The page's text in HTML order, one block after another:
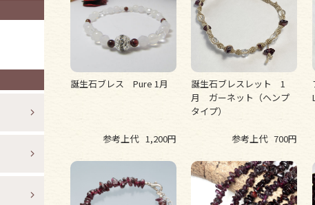
誕生石ブレス Pure 1月
参考上代 1,200円
誕生石ブレスレット 1
月 ガーネット（ヘンプ
タイプ）
参考上代 700円